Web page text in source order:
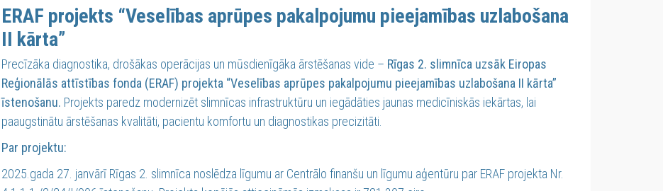
ERAF projekts “Veselības aprūpes pakalpojumu pieejamības uzlabošana
II kārta”
Precīzāka diagnostika, drošākas operācijas un mūsdienīgāka ārstēšanas vide – Rīgas 2. slimnīca uzsāk Eiropas
Reģionālās attīstības fonda (ERAF) projekta “Veselības aprūpes pakalpojumu pieejamības uzlabošana II kārta”
īstenošanu. Projekts paredz modernizēt slimnīcas infrastruktūru un iegādāties jaunas medicīniskās iekārtas, lai
paaugstinātu ārstēšanas kvalitāti, pacientu komfortu un diagnostikas precizitāti.
Par projektu:
2025.gada 27. janvārī Rīgas 2. slimnīca noslēdza līgumu ar Centrālo finanšu un līgumu aģentūru par ERAF projekta Nr.